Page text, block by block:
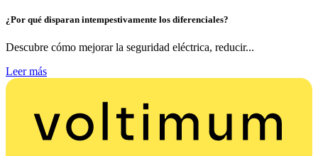
¿Por qué disparan intempestivamente los diferenciales?
Descubre cómo mejorar la seguridad eléctrica, reducir...
Leer más